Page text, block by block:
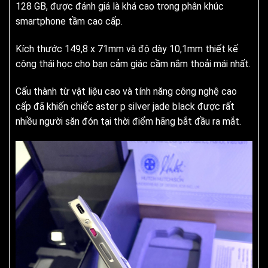
128 GB, được đánh giá là khá cao trong phân khúc
smartphone tầm cao cấp.
Kích thước 149,8 x 71mm và độ dày 10,1mm thiết kế
công thái học cho bạn cảm giác cầm nắm thoải mái nhất.
Cấu thành từ vật liệu cao và tính năng công nghệ cao
cấp đã khiến chiếc aster p silver jade black được rất
nhiều người săn đón tại thời điểm hãng bắt đầu ra mắt.